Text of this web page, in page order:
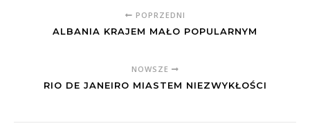
POPRZEDNI
ALBANIA KRAJEM MAŁO POPULARNYM
NOWSZE
RIO DE JANEIRO MIASTEM NIEZWYKŁOŚCI